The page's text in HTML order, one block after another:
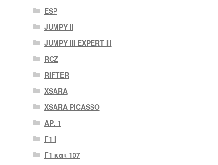
ESP
JUMPY II
JUMPY III EXPERT III
RCZ
RIFTER
XSARA
XSARA PICASSO
ΑΡ. 1
Γ1 Ι
Γ1 και 107